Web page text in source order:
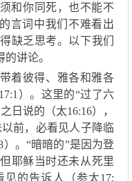
和你同死，也不能不
言词中我们不难看出
缺乏思考。以下我们
讲论。
着彼得、雅各和雅各
17:1）。这里的“过了六
日 说的 （太16:16），
前， 必看见人子降临
）。 “暗暗的”是因为登
耶稣当时还未从死里
见的告诉人（参太17: